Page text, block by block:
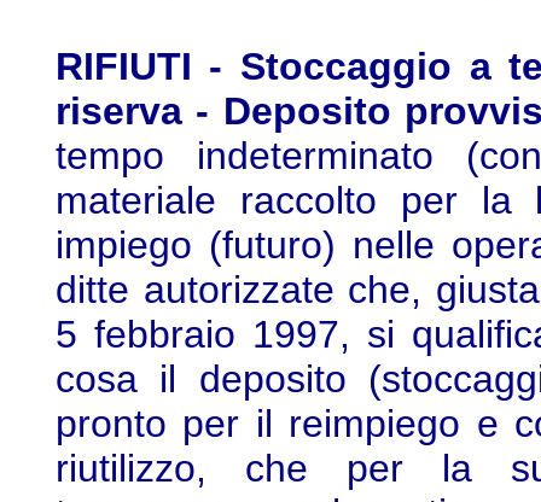
RIFIUTI - Stoccaggio a
riserva - Deposito
tempo indeterminato
materiale raccolto per la
impiego (futuro) nelle
ditte autorizzate che,
5 febbraio 1997, si
cosa il deposito
pronto per il reimpiego e
riutilizzo, che per la